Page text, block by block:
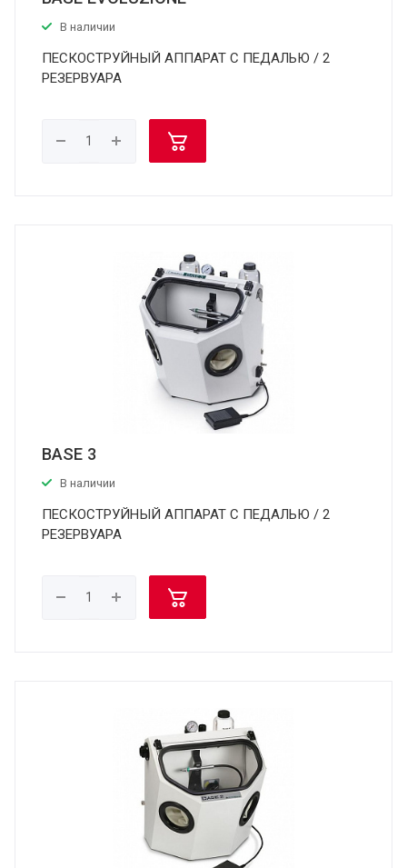
В наличии
ПЕСКОСТРУЙНЫЙ АППАРАТ С ПЕДАЛЬЮ / 2
РЕЗЕРВУАРА
BASE 3
В наличии
ПЕСКОСТРУЙНЫЙ АППАРАТ С ПЕДАЛЬЮ / 2
РЕЗЕРВУАРА